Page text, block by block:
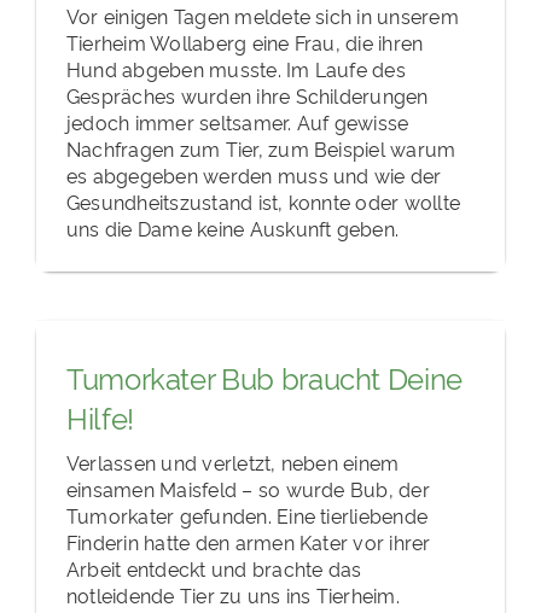
Vor einigen Tagen meldete sich in unserem
Tierheim Wollaberg eine Frau, die ihren
Hund abgeben musste. Im Laufe des
Gespräches wurden ihre Schilderungen
jedoch immer seltsamer. Auf gewisse
Nachfragen zum Tier, zum Beispiel warum
es abgegeben werden muss und wie der
Gesundheitszustand ist, konnte oder wollte
uns die Dame keine Auskunft geben.
Tumorkater Bub braucht Deine
Hilfe!
Verlassen und verletzt, neben einem
einsamen Maisfeld – so wurde Bub, der
Tumorkater gefunden. Eine tierliebende
Finderin hatte den armen Kater vor ihrer
Arbeit entdeckt und brachte das
notleidende Tier zu uns ins Tierheim.